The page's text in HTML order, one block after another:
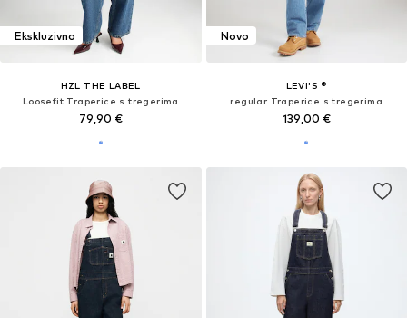
Ekskluzivno
HZL THE LABEL
Loosefit Traperice s tregerima
79,90 €
Novo
LEVI'S ®
regular Traperice s tregerima
139,00 €